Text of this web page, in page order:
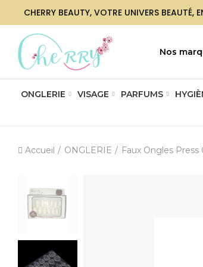
CHERRY BEAUTY, VOTRE UNIVERS BEAUTÉ,
Nos
ONGLERIE VISAGE PARFUMS
Accueil ONGLERIE Faux Ongles Press